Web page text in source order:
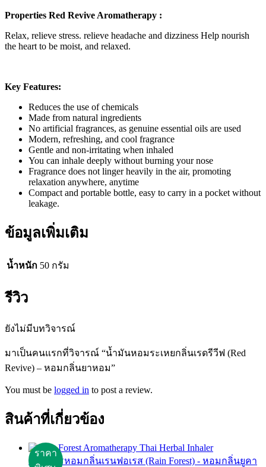
Properties Red Revive Aromatherapy :
Relax, relieve stress. relieve headache and dizziness Help nourish
the heart to be moist, and relaxed.
Key Features:
Reduces the use of chemicals
Made from natural ingredients
No artificial fragrances, as genuine essential oils are used
Modern, refreshing, and cool fragrance
Gentle and non-irritating when inhaled
You can inhale deeply without burning your nose
Fragrance does not linger heavily in the air, promoting
relaxation anywhere, anytime
Compact and portable bottle, easy to carry in a pocket without
leakage.
ข้อมูลเพิ่มเติม
น้ำหนัก 50 กรัม
รีวิว
ยังไม่มีบทวิจารณ์
มาเป็นคนแรกที่วิจารณ์ “น้ำมันหอมระเหยกลิ่นเรดรีวีฟ (Red
Revive) – หอมกลิ่นยาหอม”
You must be logged in to post a review.
สินค้าที่เกี่ยวข้อง
สมุนไพรหอมกลิ่นเรนฟอเรส (Rain Forest) - หอมกลิ่นยูคา